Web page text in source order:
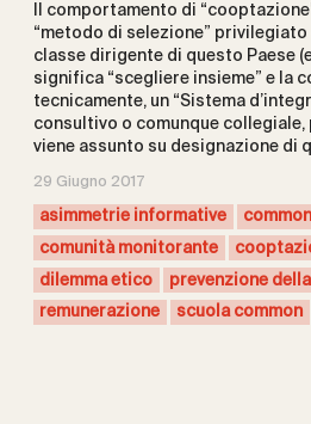
Il comportamento di
“metodo di selezione”
classe dirigente di questo Paese
significa “scegliere insieme” e la
tecnicamente, un “Sistema
consultivo o comunque collegiale,
viene assunto su designazione di
29 Giugno 2017
asimmetrie informative
common
comunità monitorante
dilemma etico
prevenzione
remunerazione
scuola common